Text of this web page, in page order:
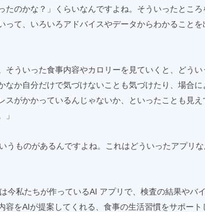
たのかな？」くらいなんですよね。そういったところ
って、いろいろアドバイスやデータからわかることを
そういった食事内容やカロリーを見ていくと、どうい
なか自分だけで気づけないことも気づけたり、場合に
スがかかっているんじゃないか、といったことも見え
」
うものがあるんですよね。これはどういったアプリな
今私たちが作っているAI アプリで、検査の結果やバ
容をAIが提案してくれる、食事の生活習慣をサポート